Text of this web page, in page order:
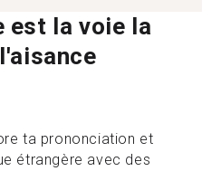
est la voie la
ta prononciation et
étrangère avec des